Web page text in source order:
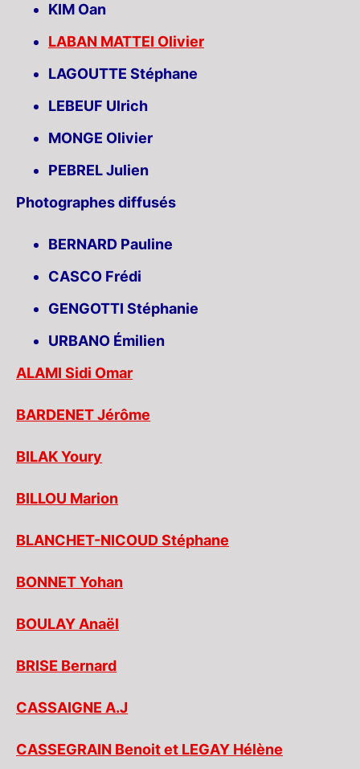
KIM Oan
LABAN MATTEI Olivier
LAGOUTTE Stéphane
LEBEUF Ulrich
MONGE Olivier
PEBREL Julien
Photographes diffusés
BERNARD Pauline
CASCO Frédi
GENGOTTI Stéphanie
URBANO Émilien
ALAMI Sidi Omar
BARDENET Jérôme
BILAK Youry
BILLOU Marion
BLANCHET-NICOUD Stéphane
BONNET Yohan
BOULAY Anaël
BRISE Bernard
CASSAIGNE A.J
CASSEGRAIN Benoit et LEGAY Hélène